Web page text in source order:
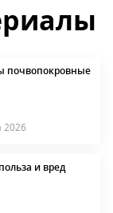
почвопокровные
2026
и вред